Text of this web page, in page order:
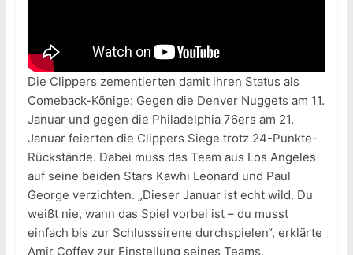
Die Clippers zementierten damit ihren Status als
Comeback-Könige: Gegen die Denver Nuggets am 11.
Januar und gegen die Philadelphia 76ers am 21.
Januar feierten die Clippers Siege trotz 24-Punkte-
Rückstände. Dabei muss das Team aus Los Angeles
auf seine beiden Stars Kawhi Leonard und Paul
George verzichten. „Dieser Januar ist echt wild. Du
weißt nie, wann das Spiel vorbei ist – du musst
einfach bis zur Schlusssirene durchspielen“, erklärte
Amir Coffey zur Einstellung seines Teams.